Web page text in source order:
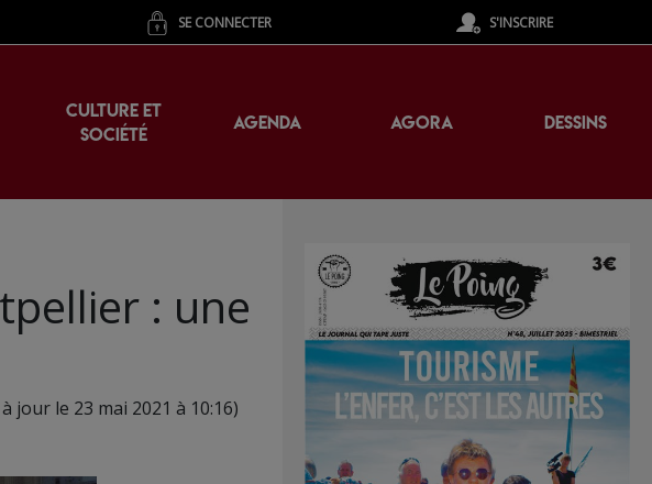
SE CONNECTER S'INSCRIRE
CULTURE ET
SOCIÉTÉ
AGENDA AGORA DESSINS
: une
jour le 23 mai 2021 à 10:16)